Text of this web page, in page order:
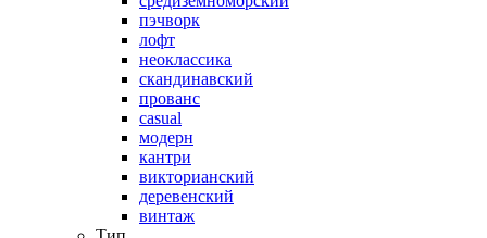
пэчворк
лофт
неоклассика
скандинавский
прованс
casual
модерн
кантри
викторианский
деревенский
винтаж